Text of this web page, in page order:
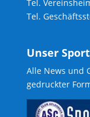
Tel.
Tel.
Unser
Alle News und
gedruckter